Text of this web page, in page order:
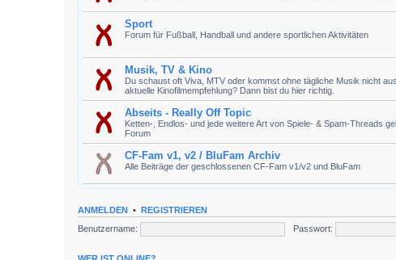
Sport
Forum für Fußball, Handball und andere sportlichen Aktivitäten
Musik, TV & Kino
Du schaust oft Viva, MTV oder kommst ohne tägliche Musik nicht
aktuelle Kinofilmempfehlung? Dann bist du hier richtig.
Abseits - Really Off Topic
Ketten-, Endlos- und jede weitere Art von Spiele- & Spam-Threads
Forum
CF-Fam v1, v2 / BluFam Archiv
Alle Beiträge der geschlossenen CF-Fam v1/v2 und BluFam
ANMELDEN • REGISTRIEREN
Benutzername:
Passwort: